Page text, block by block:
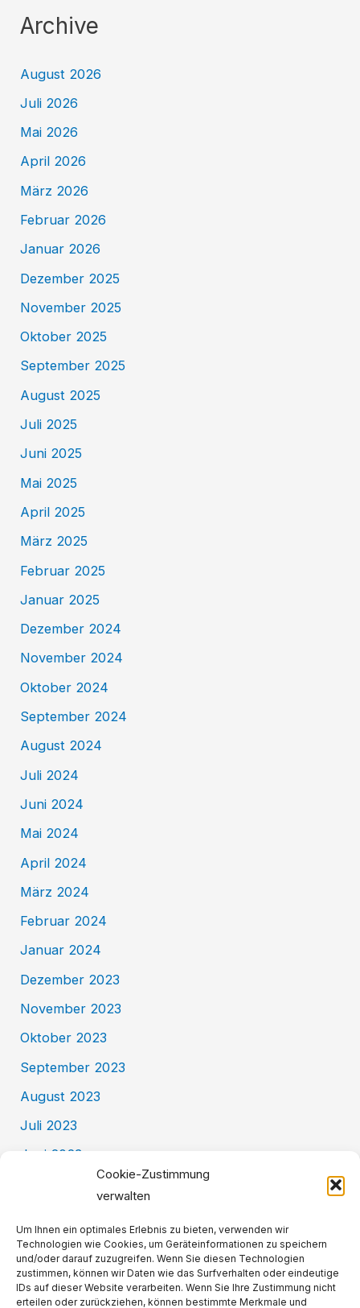
Cookie-Zustimmung
verwalten
Um Ihnen ein optimales Erlebnis zu bieten, verwenden wir
Technologien wie Cookies, um Geräteinformationen zu speichern
und/oder darauf zuzugreifen. Wenn Sie diesen Technologien
zustimmen, können wir Daten wie das Surfverhalten oder eindeutige
IDs auf dieser Website verarbeiten. Wenn Sie Ihre Zustimmung nicht
erteilen oder zurückziehen, können bestimmte Merkmale und
Archive
August 2026
Juli 2026
Mai 2026
April 2026
März 2026
Februar 2026
Januar 2026
Dezember 2025
November 2025
Oktober 2025
September 2025
August 2025
Juli 2025
Juni 2025
Mai 2025
April 2025
März 2025
Februar 2025
Januar 2025
Dezember 2024
November 2024
Oktober 2024
September 2024
August 2024
Juli 2024
Juni 2024
Mai 2024
April 2024
März 2024
Februar 2024
Januar 2024
Dezember 2023
November 2023
Oktober 2023
September 2023
August 2023
Juli 2023
Juni 2023
Kategorien
Allgemein